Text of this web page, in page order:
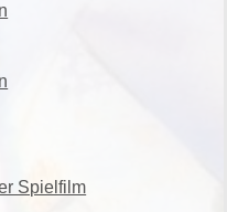
Spielfilm